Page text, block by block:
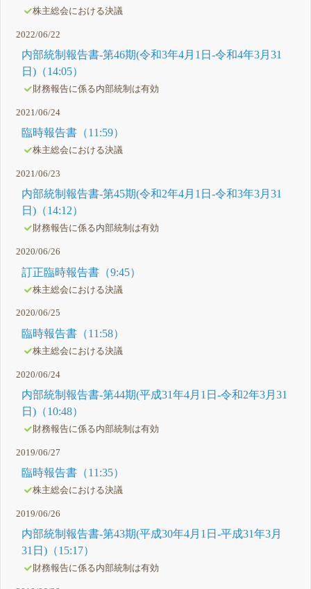
株主総会における決議
2022/06/22
内部統制報告書-第46期(令和3年4月1日-令和4年3月31
日)（14:05）
財務報告に係る内部統制は有効
2021/06/24
臨時報告書（11:59）
株主総会における決議
2021/06/23
内部統制報告書-第45期(令和2年4月1日-令和3年3月31
日)（14:12）
財務報告に係る内部統制は有効
2020/06/26
訂正臨時報告書（9:45）
株主総会における決議
2020/06/25
臨時報告書（11:58）
株主総会における決議
2020/06/24
内部統制報告書-第44期(平成31年4月1日-令和2年3月31
日)（10:48）
財務報告に係る内部統制は有効
2019/06/27
臨時報告書（11:35）
株主総会における決議
2019/06/26
内部統制報告書-第43期(平成30年4月1日-平成31年3月
31日)（15:17）
財務報告に係る内部統制は有効